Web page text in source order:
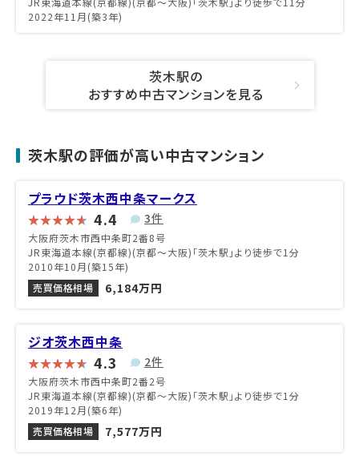
2022年11月(築3年)
茨木駅の
おすすめ中古マンションを見る
茨木駅の評価が高い中古マンション
プラウド茨木西中条マークス
4.4 3件
大阪府茨木市西中条町2番8号
JR東海道本線(京都線)(京都～大阪)「茨木駅」より徒歩で1分
2010年10月(築15年)
売買価格相場
6,184万円
ジオ茨木西中条
4.3 2件
大阪府茨木市西中条町2番2号
JR東海道本線(京都線)(京都～大阪)「茨木駅」より徒歩で1分
2019年12月(築6年)
売買価格相場
7,577万円